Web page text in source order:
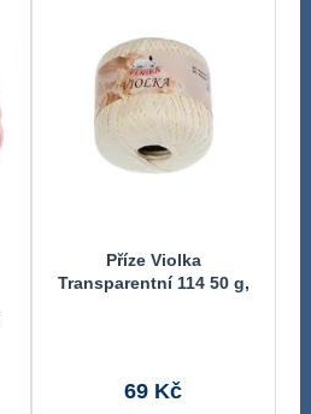
Příze Violka
Transparentní 114 50 g,
69 Kč